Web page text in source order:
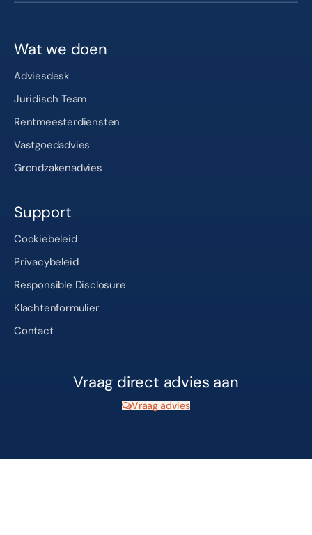
Wat we doen
Adviesdesk
Juridisch Team
Rentmeesterdiensten
Vastgoedadvies
Grondzakenadvies
Support
Cookiebeleid
Privacybeleid
Responsible Disclosure
Klachtenformulier
Contact
Vraag direct advies aan
Vraag advies